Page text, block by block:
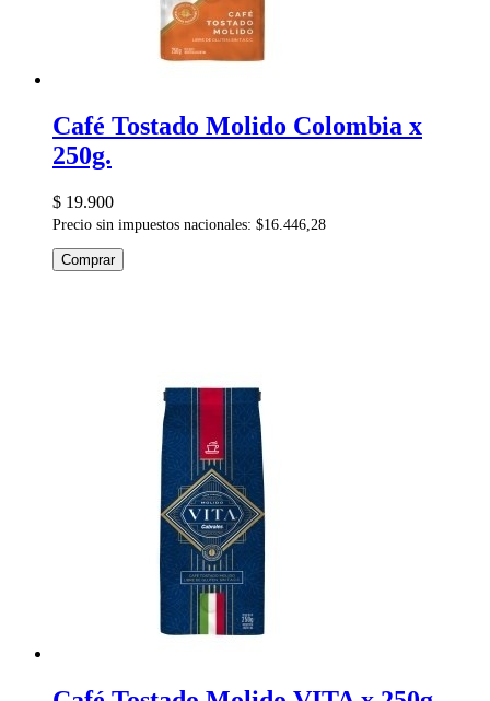
Café Tostado Molido Colombia x
250g.
$ 19.900
Precio sin impuestos nacionales: $16.446,28
Comprar